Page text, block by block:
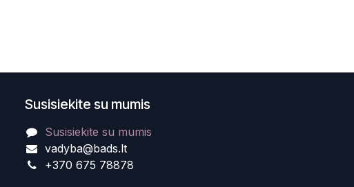
Susisiekite su mumis
Susisiekite su mumis
vadyba@bads.lt
+370 675 78878